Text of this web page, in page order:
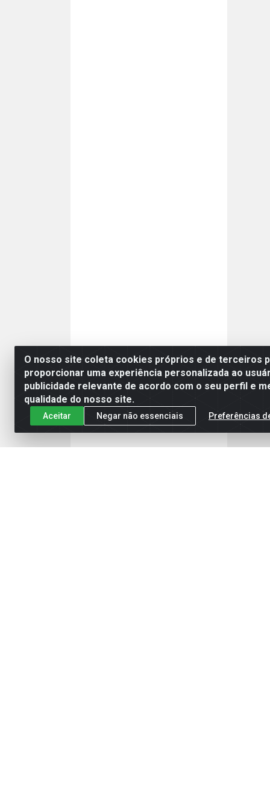
O nosso site coleta cookies próprios e de terceiros
proporcionar uma experiência personalizada ao
publicidade relevante de acordo com o seu perfil e
qualidade do nosso site.
Aceitar Negar não essenciais Preferências